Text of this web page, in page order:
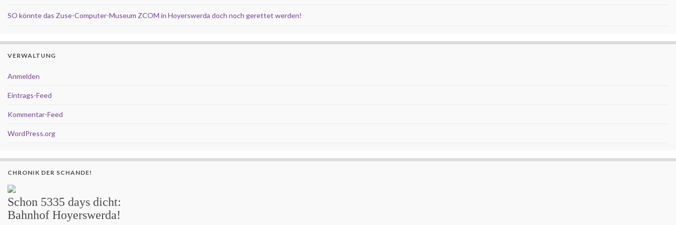
SO könnte das Zuse-Computer-Museum ZCOM in Hoyerswerda doch noch gerettet werden!
VERWALTUNG
Anmelden
Eintrags-Feed
Kommentar-Feed
WordPress.org
CHRONIK DER SCHANDE!
Schon 5335 days dicht:
Bahnhof Hoyerswerda!